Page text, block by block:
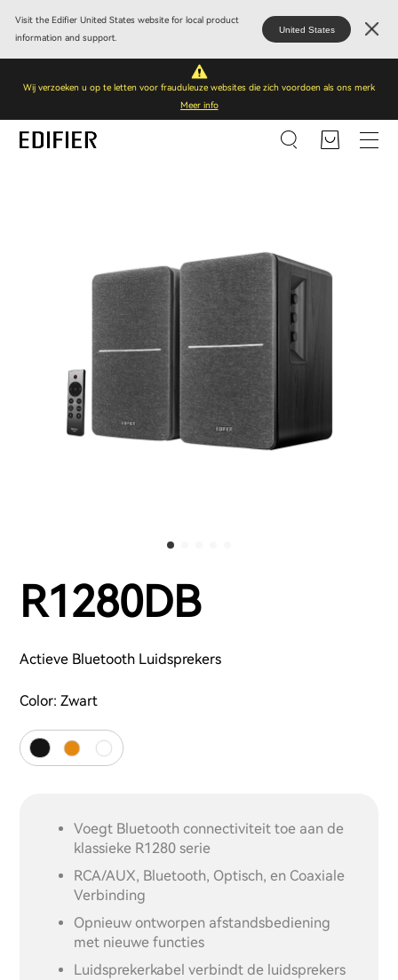
Visit the Edifier United States website for local product
information and support.
United States
Wij verzoeken u op te letten voor frauduleuze websites die zich voordoen als ons merk
Meer info
R1280DB
Actieve Bluetooth Luidsprekers
Color: Zwart
Voegt Bluetooth connectiviteit toe aan de
klassieke R1280 serie
RCA/AUX, Bluetooth, Optisch, en Coaxiale
Verbinding
Opnieuw ontworpen afstandsbediening
met nieuwe functies
Luidsprekerkabel verbindt de luidsprekers